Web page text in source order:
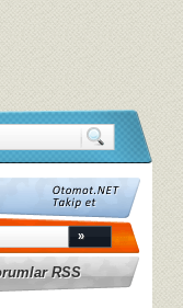
RSS